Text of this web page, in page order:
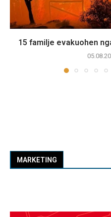
15 familje evakuohen
MARKETING